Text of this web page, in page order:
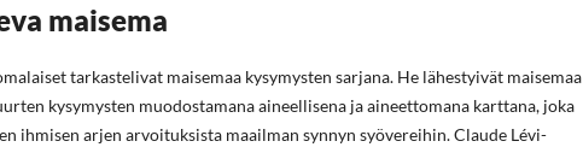
maisema
tarkastelivat maisemaa kysymysten sarjana. He lähestyivät maisemaa
kysymysten muodostamana aineellisena ja aineettomana karttana, joka
ihmisen arjen arvoituksista maailman synnyn syövereihin. Claude Lévi-